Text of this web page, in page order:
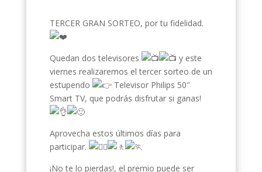
TERCER GRAN SORTEO, por tu fidelidad.
Quedan dos televisores
y este
viernes realizaremos el tercer sorteo de un
estupendo
Televisor Philips 50″
Smart TV, que podrás disfrutar si ganas!
Aprovecha estos últimos días para
participar.
¡No te lo pierdas!, el premio puede ser